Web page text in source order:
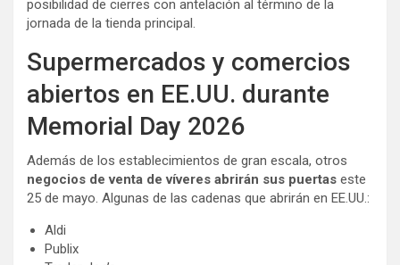
posibilidad de cierres con antelación al término de la
jornada de la tienda principal.
Supermercados y comercios
abiertos en EE.UU. durante
Memorial Day 2026
Además de los establecimientos de gran escala, otros
negocios de venta de víveres abrirán sus puertas este
25 de mayo. Algunas de las cadenas que abrirán en EE.UU.:
Aldi
Publix